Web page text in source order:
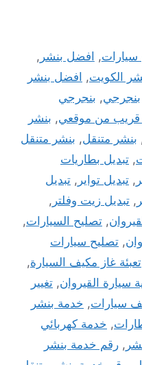
سيارات, افضل بنشر ,
الكويت, افضل بنشر
بنجرجي, بنجرجي
قريب من موقعي, بنشر
بنشر متنقل, بنشر متنقل
, تبديل بطاريات
, تبديل تواير , تبديل
, تبديل زيت وفلتر ,
, تصليح السيارات,
, تصليح سيارات
تعبئة غاز مكيف السيارة,
سيارة القيروان, تغيير
سيارات, خدمة بنشر
, خدمة كهربائي
, رقم خدمة بنشر